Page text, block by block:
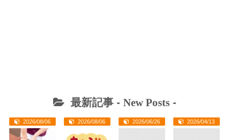
最新記事 - New Posts-
2026/08/06 2026/08/06 2026/06/26 2026/04/13